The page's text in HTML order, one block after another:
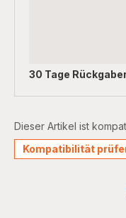
30 Tage
Dieser Artikel ist
Kompatibilität